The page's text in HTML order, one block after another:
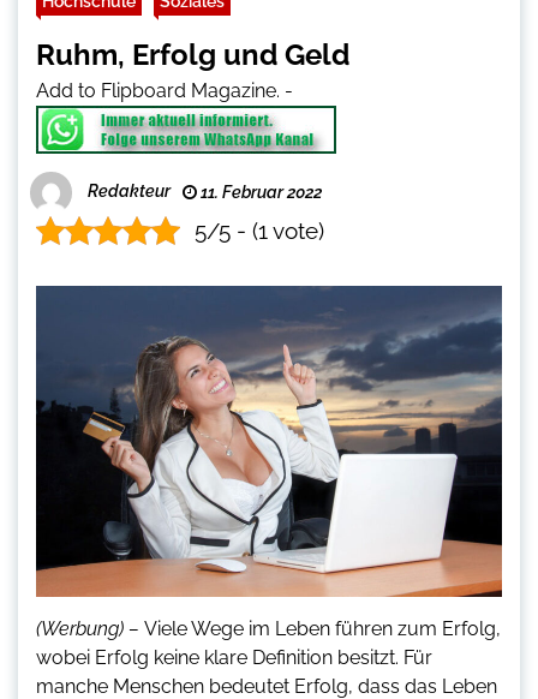
Ruhm, Erfolg und Geld
Add to Flipboard Magazine. -
Redakteur 11. Februar 2022
5/5 - (1 vote)
(Werbung) – Viele Wege im Leben führen zum Erfolg,
wobei Erfolg keine klare Definition besitzt. Für
manche Menschen bedeutet Erfolg, dass das Leben